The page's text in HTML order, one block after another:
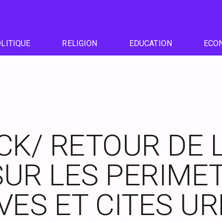
RELIGION EDUCATION
RETOUR DE
LES
ET CITES